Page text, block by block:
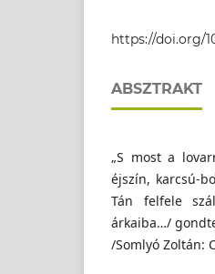
https://doi.org/
ABSZTRAKT
„S most a
éjszín, karcsú-
Tán felfele
árkaiba…/
/Somlyó Zoltán: